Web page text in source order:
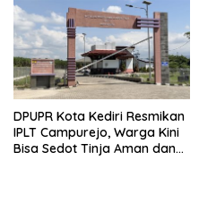
DPUPR Kota Kediri Resmikan
IPLT Campurejo, Warga Kini
Bisa Sedot Tinja Aman dan